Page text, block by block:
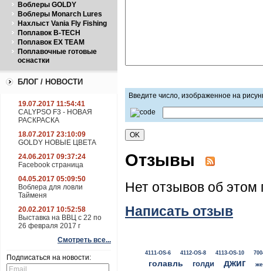
Воблеры GOLDY
Воблеры Monarch Lures
Нахлыст Vania Fly Fishing
Поплавок B-TECH
Поплавок EX TEAM
Поплавочные готовые
оснастки
БЛОГ / НОВОСТИ
19.07.2017 11:54:41
CALYPSO F3 - НОВАЯ
РАСКРАСКА
18.07.2017 23:10:09
GOLDY НОВЫЕ ЦВЕТА
24.06.2017 09:37:24
Facebook страница
04.05.2017 05:09:50
Воблера для ловли
Тайменя
20.02.2017 10:52:58
Выставка на ВВЦ с 22 по
26 февраля 2017 г
Смотреть все...
Подписаться на новости:
Введите число, изображенное на
Отзывы
Нет отзывов об этом
Написать отзыв
4111-OS-6 4112-OS-8 4113-OS-10
голавль голди джиг